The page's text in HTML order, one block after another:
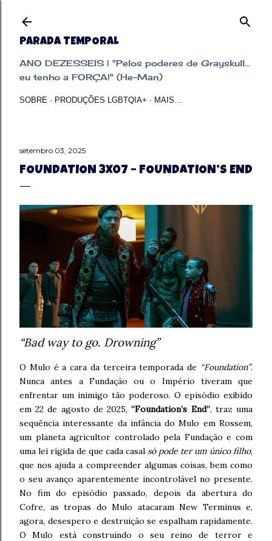
PARADA TEMPORAL
ANO DEZESSEIS | "Pelos poderes de Grayskull...
eu tenho a FORÇA!" (He-Man)
SOBRE PRODUÇÕES LGBTQIA+ MAIS…
setembro 03, 2025
FOUNDATION 3X07 – FOUNDATION’S END
“Bad way to go. Drowning”
O Mulo é a cara da terceira temporada de “Foundation”.
Nunca antes a Fundação ou o Império tiveram que
enfrentar um inimigo tão poderoso. O episódio exibido
em 22 de agosto de 2025,“Foundation’s End”, traz uma
sequência interessante da infância do Mulo em Rossem,
um planeta agricultor controlado pela Fundação e com
uma lei rígida de que cada casal só pode ter um único filho,
que nos ajuda a compreender algumas coisas, bem como
o seu avanço aparentemente incontrolável no presente.
No fim do episódio passado, depois da abertura do
Cofre, as tropas do Mulo atacaram New Terminus e,
agora, desespero e destruição se espalham rapidamente.
O Mulo está construindo o seu reino de terror e